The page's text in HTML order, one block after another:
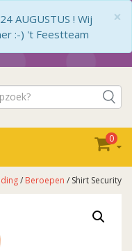
×
AUGUSTUS ! Wij
:-) 't Feestteam
0
/ Beroepen / Shirt Security